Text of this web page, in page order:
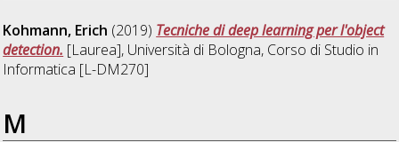
Kohmann, Erich (2019) Tecniche di deep learning per l'object
detection. [Laurea], Università di Bologna, Corso di Studio in
Informatica [L-DM270]
M